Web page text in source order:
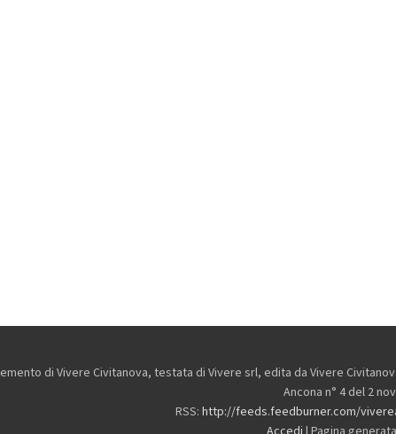
di Vivere Civitanova, testata di Vivere srl, edita da Vivere
Ancona n° 4 del 2
RSS: http://feeds.feedburner.com/